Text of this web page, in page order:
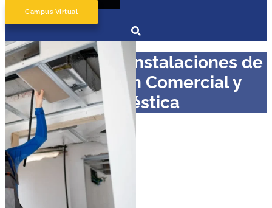
Campus Virtual
Diplomado en Instalaciones de
Climatización Comercial y
Doméstica